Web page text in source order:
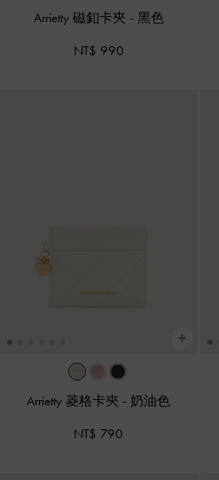
Arrietty 磁釦卡夾 - 黑色
NT$ 990
Arrietty 菱格卡夾 - 奶油色
NT$ 790